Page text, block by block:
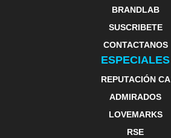
BRANDLAB
SUSCRIBETE
CONTACTANOS
ESPECIALES
REPUTACIÓN CA
ADMIRADOS
LOVEMARKS
RSE